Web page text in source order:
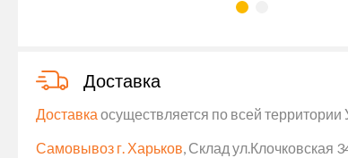
Доставка
Доставка осуществляется по всей
Самовывоз г. Харьков , Склад ул.Клочковская